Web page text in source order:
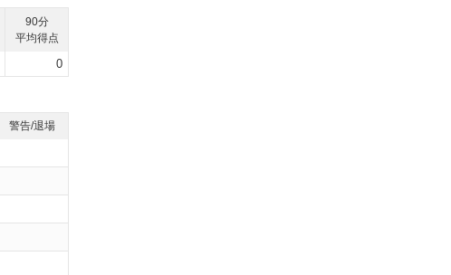
90分
平均得点
0
警告/退場